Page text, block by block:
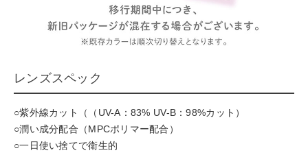
レンズスペック
○紫外線カット（（UV-A：83% UV-B：98%カット）
○潤い成分配合（MPCポリマー配合）
○一日使い捨てで衛生的